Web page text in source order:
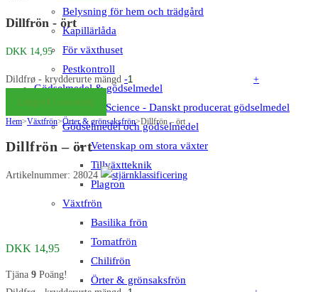
Belysning för hem och trädgård
Kapillärlåda
För växthuset
Pestkontroll
Gödselmedel & gödselmedel
Big Plant Science - Danskt producerat gödselmedel
Gödselmedel och gödselmedel
Vetenskap om stora växter
Tillväxtteknik
Plagron
Växtfrön
Basilika frön
Tomatfrön
Chilifrön
Örter & grönsaksfrön
Dillfrön - ört
DKK 14,95
Dildfrø - krydderurte mängd - +
Lägg till i varukorg
Hem>Växtfrön>Örter & grönsaksfrön>Dillfrön – ört
Dillfrön – ört
Artikelnummer: 28024
DKK 14,95
Tjäna 9 Poäng!